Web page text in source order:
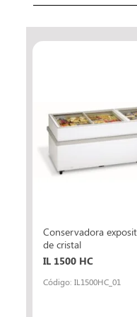
Conservadora
de cristal
IL 1500 HC
Código: IL1500HC_01